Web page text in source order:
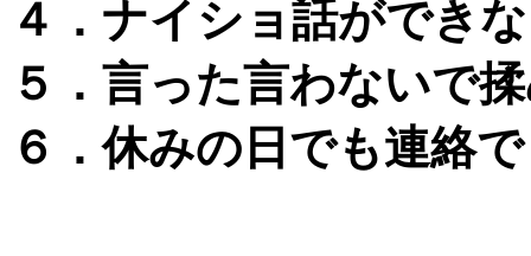
４．ナイショ話ができ
５．言った言わないで
６．休みの日でも連絡